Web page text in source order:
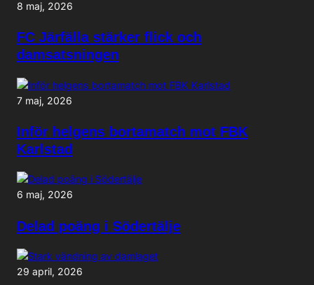
8 maj, 2026
FC Järfälla stärker flick och
damsatsningen
7 maj, 2026
Inför helgens bortamatch mot FBK
Karlstad
6 maj, 2026
Delad poäng i Södertälje
29 april, 2026